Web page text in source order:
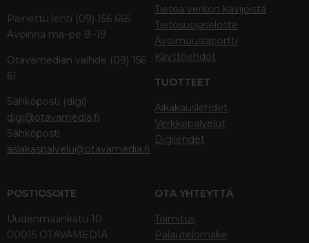
Painettu lehti (09) 156 665
Avoinna ma–pe 8–19
Otavamedian vaihde (09) 156
61
Sähköposti (digi)
digi@otavamedia.fi
Sähköposti
asiakaspalvelu@otavamedia.fi
Tietoa verkon kävijöistä
Tietosuojaseloste
Avoimuusraportti
Käyttöehdot
TUOTTEET
Aikakauslehdet
Verkkopalvelut
Digilehdet
POSTIOSOITE
Uudenmaankatu 10
00015 OTAVAMEDIA
OTA YHTEYTTÄ
Toimitus
Palautelomake